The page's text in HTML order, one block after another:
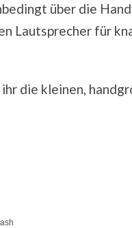
über die
Lautsprecher für
die kleinen,